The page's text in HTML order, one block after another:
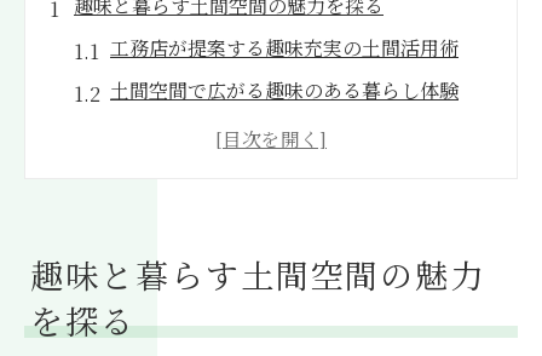
趣味と暮らす土間空間の魅力を探る
工務店が提案する趣味充実の土間活用術
土間空間で広がる趣味のある暮らし体験
工務店視点で考える土間の魅力と可能性
工務店が叶える心地よい土間の住まい
工務店ならではの土間設計と快適性の追求
趣味と暮らす土間空間の魅力
を探る